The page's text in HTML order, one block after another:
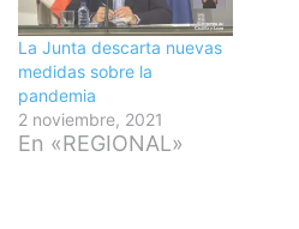
La Junta descarta nuevas
medidas sobre la
pandemia
2 noviembre, 2021
En «REGIONAL»